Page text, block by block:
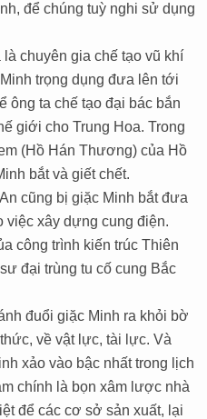
để chúng tuỳ nghi sử dụng
chuyên gia chế tạo vũ khí
trọng dụng đưa lên tới
ông ta chế tạo đại bác bắn
giới cho Trung Hoa. Trong
(Hồ Hán Thương) của Hồ
bắt và giết chết.
cũng bị giặc Minh bắt đưa
việc xây dựng cung điện.
công trình kiến trúc Thiên
đại trùng tu cố cung Bắc
đuổi giặc Minh ra khỏi bờ
về vật lực, tài lực. Và
xảo vào bậc nhất trong lịch
chính là bọn xâm lược nhà
để các cơ sở sản xuất, lại